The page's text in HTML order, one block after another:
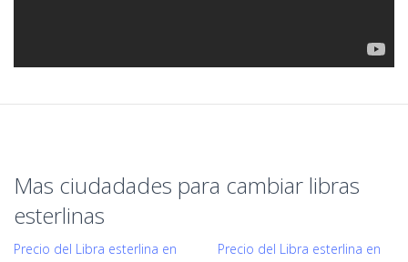
Mas ciudadades para cambiar libras
esterlinas
Precio del Libra esterlina en
Precio del Libra esterlina en